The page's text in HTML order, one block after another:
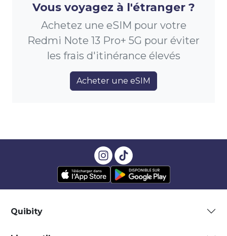
Vous voyagez à l'étranger ?
Achetez une eSIM pour votre
Redmi Note 13 Pro+ 5G pour éviter
les frais d'itinérance élevés
Acheter une eSIM
Quibity